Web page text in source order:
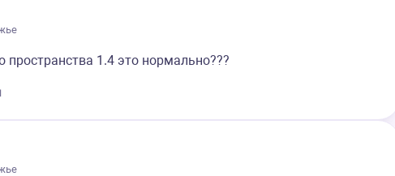
пространства 1.4 это нормально???